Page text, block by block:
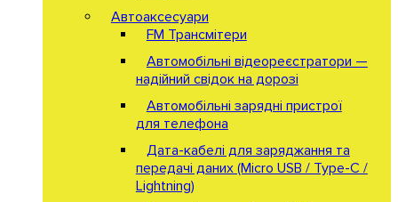
Автоаксесуари
FM Трансмітери
Автомобільні відеореєстратори —
надійний свідок на дорозі
Автомобільні зарядні пристрої
для телефона
Дата-кабелі для заряджання та
передачі даних (Micro USB / Type-C /
Lightning)